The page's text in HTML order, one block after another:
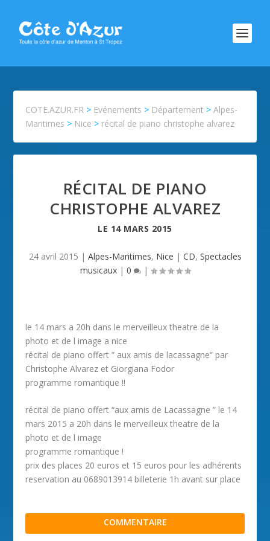
COTE.AZUR.FR > Evénements > Département >Alpes-
Maritimes > Nice > récital de piano christophe alvarez
RÉCITAL DE PIANO
CHRISTOPHE ALVAREZ
LE 14 MARS 2015
24 avril 2015 | Alpes-Maritimes, Nice | CD, Spectacles
musicaux| 0 |
le 14 mars a 20h dans le merveilleux theatre de la
photo et de l image a nice
récital de piano offert ” aux amis de lacassagne” par
Christophe Alvarez et Giorgiana Fodor
programme romantique !!
récital de piano offert “aux amis de Lacassagne ” le 14
mars 2015 a 20h dans le merveilleux theatre de la
photo et de l image
programme romantique !
prix des places 20 euros et 15 euros pour les adhérents
reservation au 0689013914 billeterie 1h avant sur place
COMMENTAIRE